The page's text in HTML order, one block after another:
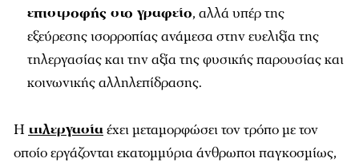
επιστροφής στο γραφείο, αλλά υπέρ της
εξεύρεσης ισορροπίας ανάμεσα στην ευελιξία της
τηλεργασίας και την αξία της φυσικής παρουσίας και
κοινωνικής αλληλεπίδρασης.
Η τηλεργασίαέχει μεταμορφώσει τον τρόπο με τον
οποίο εργάζονται εκατομμύρια άνθρωποι παγκοσμίως,